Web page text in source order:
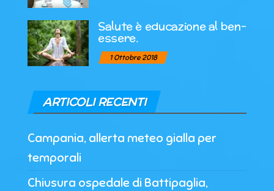
Salute è educazione al ben-
essere.
1 Ottobre 2018
ARTICOLI RECENTI
Campania, allerta meteo gialla per
temporali
Chiusura ospedale di Battipaglia,